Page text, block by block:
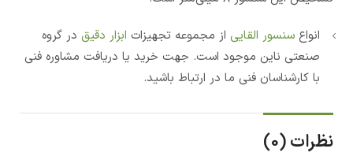
انواع سنسور القایی از مجموعه تجهیزات ابزار دقیق در گروه
صنعتی ناین موجود است. جهت خرید یا دریافت مشاوره فنی
با کارشناسان فنی ما در ارتباط باشید.
نظرات (0)